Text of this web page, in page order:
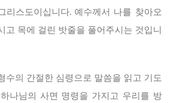
리스도이십니다. 예수께서 나를 찾아오
고 목에 걸린 밧줄을 풀어주시는 것입니
수의 간절한 심령으로 말씀을 읽고 기도
나님의 사면 명령을 가지고 우리를 방